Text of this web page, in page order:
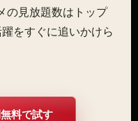
の見放題数はトップ
をすぐに追いかけら
料で試す